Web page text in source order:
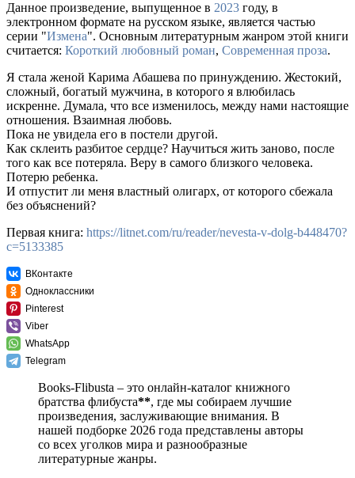
Данное произведение, выпущенное в 2023 году, в
электронном формате на русском языке, является частью
серии "Измена". Основным литературным жанром этой книги
считается: Короткий любовный роман, Современная проза.
Я стала женой Карима Абашева по принуждению. Жестокий,
сложный, богатый мужчина, в которого я влюбилась
искренне. Думала, что все изменилось, между нами настоящие
отношения. Взаимная любовь.
Пока не увидела его в постели другой.
Как склеить разбитое сердце? Научиться жить заново, после
того как все потеряла. Веру в самого близкого человека.
Потерю ребенка.
И отпустит ли меня властный олигарх, от которого сбежала
без объяснений?
Первая книга: https://litnet.com/ru/reader/nevesta-v-dolg-b448470?
c=5133385
ВКонтакте
Одноклассники
Pinterest
Viber
WhatsApp
Telegram
Books-Flibusta – это онлайн-каталог книжного
братства флибуста**, где мы собираем лучшие
произведения, заслуживающие внимания. В
нашей подборке 2026 года представлены авторы
со всех уголков мира и разнообразные
литературные жанры.